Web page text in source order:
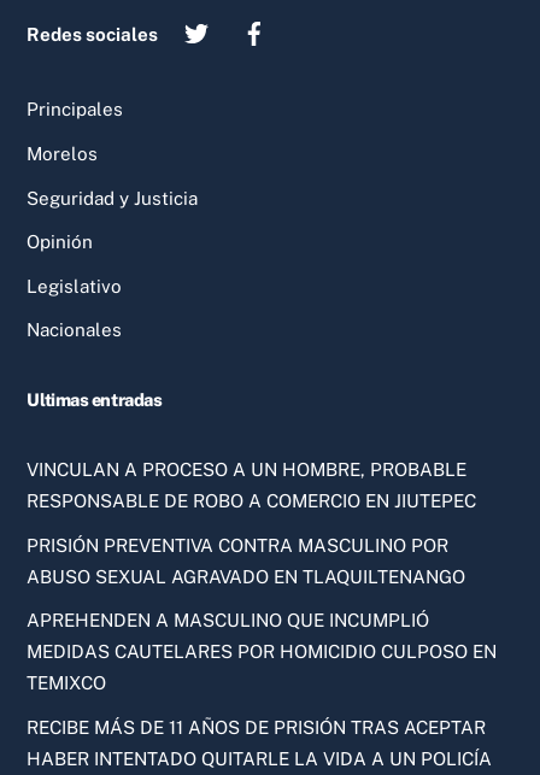
Redes sociales
Principales
Morelos
Seguridad y Justicia
Opinión
Legislativo
Nacionales
Ultimas entradas
VINCULAN A PROCESO A UN HOMBRE, PROBABLE
RESPONSABLE DE ROBO A COMERCIO EN JIUTEPEC
PRISIÓN PREVENTIVA CONTRA MASCULINO POR
ABUSO SEXUAL AGRAVADO EN TLAQUILTENANGO
APREHENDEN A MASCULINO QUE INCUMPLIÓ
MEDIDAS CAUTELARES POR HOMICIDIO CULPOSO EN
TEMIXCO
RECIBE MÁS DE 11 AÑOS DE PRISIÓN TRAS ACEPTAR
HABER INTENTADO QUITARLE LA VIDA A UN POLICÍA